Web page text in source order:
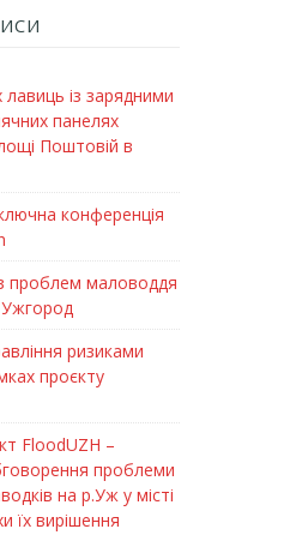
лавиць із зарядними
панелях
Поштовій в
конференція
проблем маловоддя
Ужгород
ризиками
проєкту
FloodUZH –
проблеми
на р.Уж у місті
їх вирішення